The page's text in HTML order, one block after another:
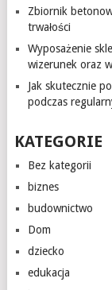
Zbiornik
trwałości
Wyposażenie
wizerunek oraz
Jak skutecznie
podczas
KATEGORIE
Bez kategorii
biznes
budownictwo
Dom
dziecko
edukacja